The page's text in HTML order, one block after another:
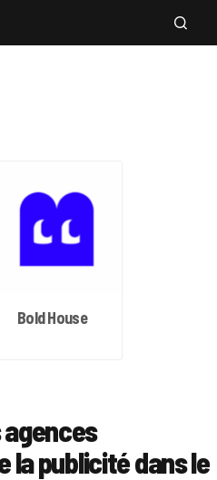
Bold House
la publicité dans le